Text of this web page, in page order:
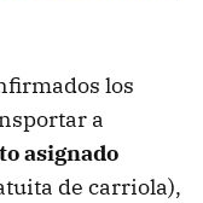
los
a
asignado
de carriola),